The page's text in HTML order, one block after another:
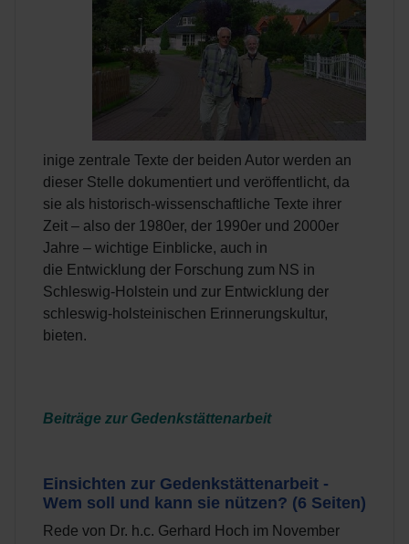
inige zentrale Texte der beiden Autor werden an
dieser Stelle dokumentiert und veröffentlicht, da
sie als historisch-wissenschaftliche Texte ihrer
Zeit – also der 1980er, der 1990er und 2000er
Jahre – wichtige Einblicke, auch in
die Entwicklung der Forschung zum NS in
Schleswig-Holstein und zur Entwicklung der
schleswig-holsteinischen Erinnerungskultur,
bieten.
Beiträge zur Gedenkstättenarbeit
Einsichten zur Gedenkstättenarbeit -
Wem soll und kann sie nützen? (6 Seiten)
Rede von Dr. h.c. Gerhard Hoch im November